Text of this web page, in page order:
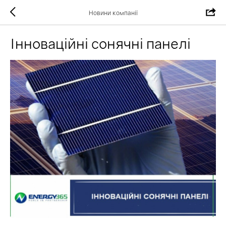
Новини компанії
Інноваційні сонячні панелі